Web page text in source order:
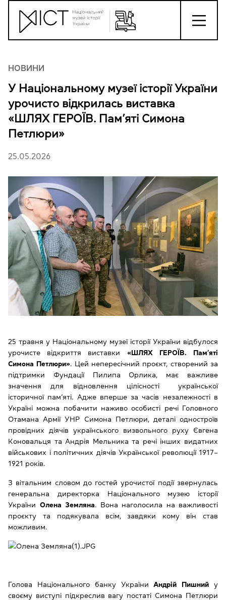
НОВИНИ
У Національному музеї історії України
урочисто відкрилась виставка
«ШЛЯХ ГЕРОЇВ. Пам’яті Симона
Петлюри»
25.05.2026
25 травня у Національному музеї історії України відбулося
урочисте відкриття виставки «ШЛЯХ ГЕРОЇВ. Пам’яті
Симона Петлюри». Цей непересічний проєкт, створений за
підтримки Фундації Пилипа Орлика, має важливе
значення для відновлення цілісності української
історичної пам’яті. Адже вперше за часів незалежності в
Україні можна побачити наживо особисті речі Головного
Отамана Армії УНР Симона Петлюри, деталі одностроїв
провідних діячів українського визвольного руху Євгена
Коновальця та Андрія Мельника та речі інших видатних
військових і політичних діячів Української революції 1917–
1921 років.
З вітальним словом до гостей урочистої події звернулась
генеральна директорка Національного музею історії
України Олена Земляна. Вона наголосила на важливості
проєкту та подякувала всім, завдяки кому він став
можливим.
Голова Національного банку УкраїниАндрій Пишний у
своєму виступі підкреслив вагу постаті Симона Петлюри